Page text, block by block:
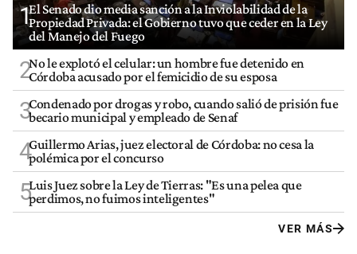
1El Senado dio media sanción a la Inviolabilidad de la
Propiedad Privada: el Gobierno tuvo que ceder en la Ley
del Manejo del Fuego
2No le explotó el celular: un hombre fue detenido en
Córdoba acusado por el femicidio de su esposa
3Condenado por drogas y robo, cuando salió de prisión fue
becario municipal y empleado de Senaf
4Guillermo Arias, juez electoral de Córdoba: no cesa la
polémica por el concurso
5Luis Juez sobre la Ley de Tierras: "Es una pelea que
perdimos, no fuimos inteligentes"
VER MÁS